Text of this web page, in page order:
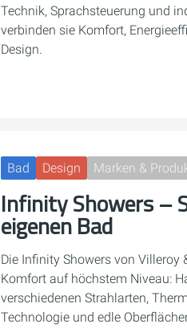
Technik, Sprachsteuerung und
verbinden sie Komfort,
Design.
Bad Design Marken &
Infinity Showers –
eigenen Bad
Die Infinity Showers von Villeroy
Komfort auf höchstem Niveau:
verschiedenen Strahlarten,
Technologie und edle